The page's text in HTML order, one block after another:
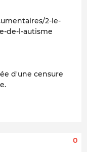
2-le-
de-l-autisme
d'une censure
0